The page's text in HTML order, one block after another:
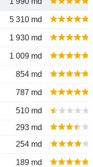
5 310 md
1 930 md
1 009 md
854 md
787 md
510 md
293 md
254 md
189 md